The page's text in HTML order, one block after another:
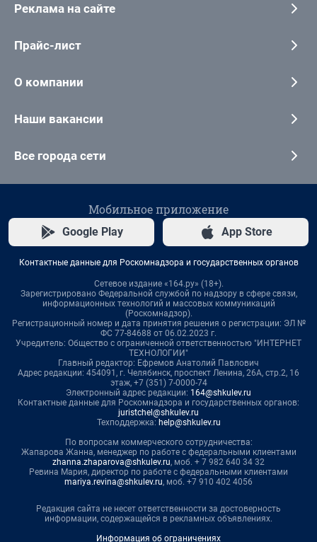
Реклама на сайте
Прайс-лист
О компании
Наши вакансии
Все города сети
Мобильное приложение
Google Play App Store
Контактные данные для Роскомнадзора и государственных органов
Сетевое издание «164.ру» (18+).
Зарегистрировано Федеральной службой по надзору в сфере связи,
информационных технологий и массовых коммуникаций
(Роскомнадзор).
Регистрационный номер и дата принятия решения о регистрации: ЭЛ №
ФС 77-84688 от 06.02.2023 г.
Учредитель: Общество с ограниченной ответственностью "ИНТЕРНЕТ
ТЕХНОЛОГИИ"
Главный редактор: Ефремов Анатолий Павлович
Адрес редакции: 454091, г. Челябинск, проспект Ленина, 26А, стр.2, 16
этаж, +7 (351) 7-0000-74
Электронный адрес редакции: 164@shkulev.ru
Контактные данные для Роскомнадзора и государственных органов:
juristchel@shkulev.ru
Техподдержка: help@shkulev.ru
По вопросам коммерческого сотрудничества:
Жапарова Жанна, менеджер по работе с федеральными клиентами
zhanna.zhaparova@shkulev.ru, моб. + 7 982 640 34 32
Ревина Мария, директор по работе с федеральными клиентами
mariya.revina@shkulev.ru, моб. +7 910 402 4056
Редакция сайта не несет ответственности за достоверность
информации, содержащейся в рекламных объявлениях.
Информация об ограничениях